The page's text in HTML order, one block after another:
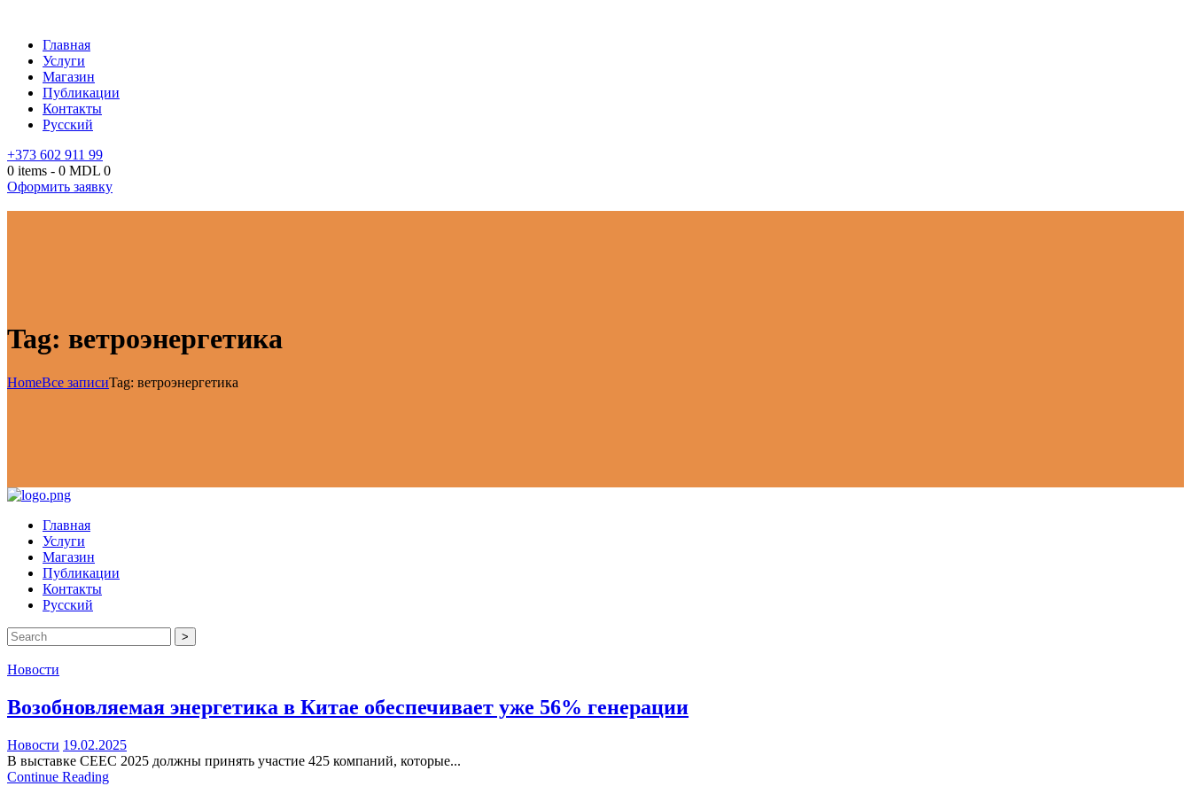
Главная
Услуги
Магазин
Публикации
Контакты
Русский
+373 602 911 99
0 items - 0 MDL 0
Оформить заявку
Tag: ветроэнергетика
HomeВсе записиTag: ветроэнергетика
Главная
Услуги
Магазин
Публикации
Контакты
Русский
>
Новости
Возобновляемая энергетика в Китае обеспечивает уже 56% генерации
Новости 19.02.2025
В выставке CEEC 2025 должны принять участие 425 компаний, которые...
Continue Reading